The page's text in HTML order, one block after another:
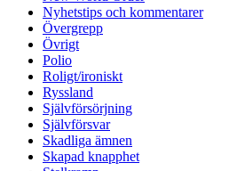
Nyhetstips och kommentarer
Övergrepp
Övrigt
Polio
Roligt/ironiskt
Ryssland
Självförsörjning
Självförsvar
Skadliga ämnen
Skapad knapphet